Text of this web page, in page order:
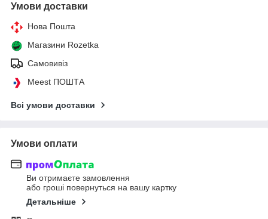
Умови доставки
Нова Пошта
Магазини Rozetka
Самовивіз
Meest ПОШТА
Всі умови доставки
Умови оплати
Ви отримаєте замовлення
або гроші повернуться на вашу картку
Детальніше